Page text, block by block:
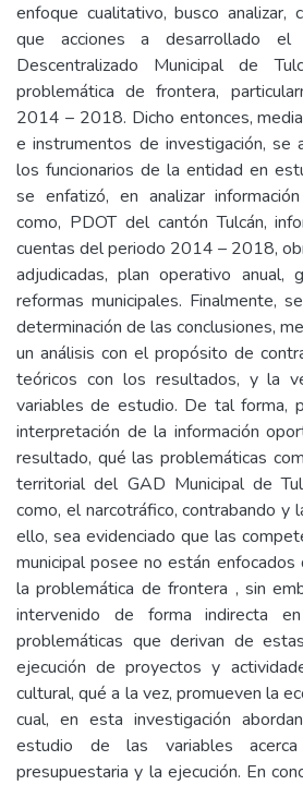
enfoque cualitativo, busco analizar,
que acciones a desarrollado el
Descentralizado Municipal de
problemática de frontera,
2014 – 2018. Dicho entonces,
e instrumentos de investigación, se
los funcionarios de la entidad en
se enfatizó, en analizar
como, PDOT del cantón Tulcán,
cuentas del periodo 2014 – 2018,
adjudicadas, plan operativo anual,
reformas municipales. Finalmente,
determinación de las conclusiones,
un análisis con el propósito de
teóricos con los resultados, y la
variables de estudio. De tal forma,
interpretación de la información
resultado, qué las problemáticas
territorial del GAD Municipal de
como, el narcotráfico, contrabando y
ello, sea evidenciado que las
municipal posee no están
la problemática de frontera , sin
intervenido de forma indirecta
problemáticas que derivan de
ejecución de proyectos y
cultural, qué a la vez, promueven la
cual, en esta investigación
estudio de las variables
presupuestaria y la ejecución. En